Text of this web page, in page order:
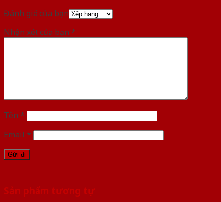
Đánh giá của bạn
Nhận xét của bạn *
Tên *
Email *
Sản phẩm tương tự